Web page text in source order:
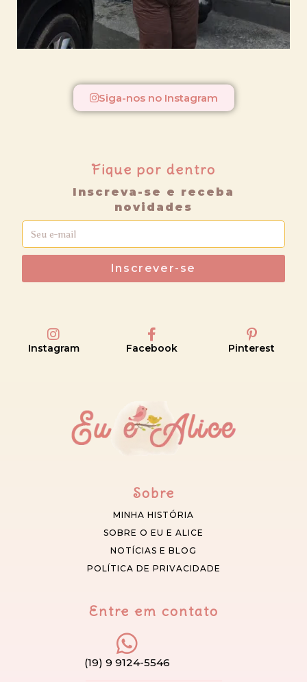
Siga-nos no Instagram
Fique por dentro
Inscreva-se e receba
novidades
Inscrever-se
Instagram Facebook Pinterest
Sobre
MINHA HISTÓRIA
SOBRE O EU E ALICE
NOTÍCIAS E BLOG
POLÍTICA DE PRIVACIDADE
Entre em contato
(19) 9 9124-5546